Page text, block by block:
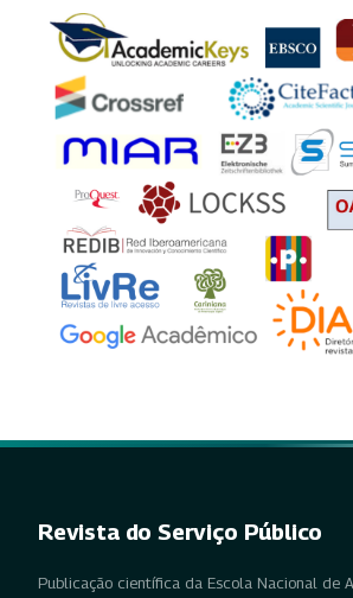
Revista do Serviço Público
Publicação científica da Escola Nacional de